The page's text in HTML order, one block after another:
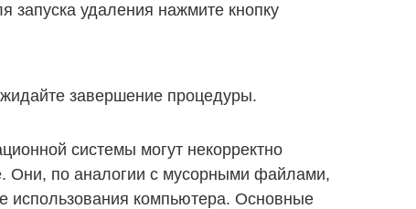
удаления нажмите кнопку
завершение процедуры.
системы могут некорректно
Они, по аналогии с мусорными файлами,
использования компьютера. Основные